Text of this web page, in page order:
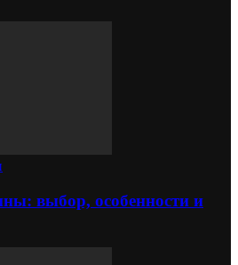
выбор, особенности и